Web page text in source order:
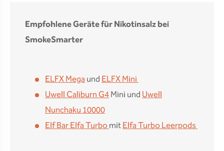
Empfohlene Geräte für Nikotinsalz bei
SmokeSmarter
ELFX MegaundELFX Mini
Uwell Caliburn G4Mini undUwell
Nunchaku 10000
Elf Bar Elfa TurbomitElfa Turbo Leerpods